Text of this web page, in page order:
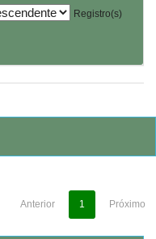
Registro(s)
Anterior 1 Próximo